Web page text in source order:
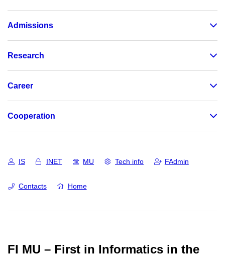
Admissions
Research
Career
Cooperation
IS INET MU Tech info FAdmin
Contacts Home
FI MU – First in Informatics in the